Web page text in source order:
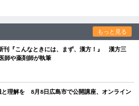
もっと見る
刊『こんなときには、まず、漢方！』 漢方三
師や薬剤師が執筆
と理解を 8月8日広島市で公開講座、オンライン